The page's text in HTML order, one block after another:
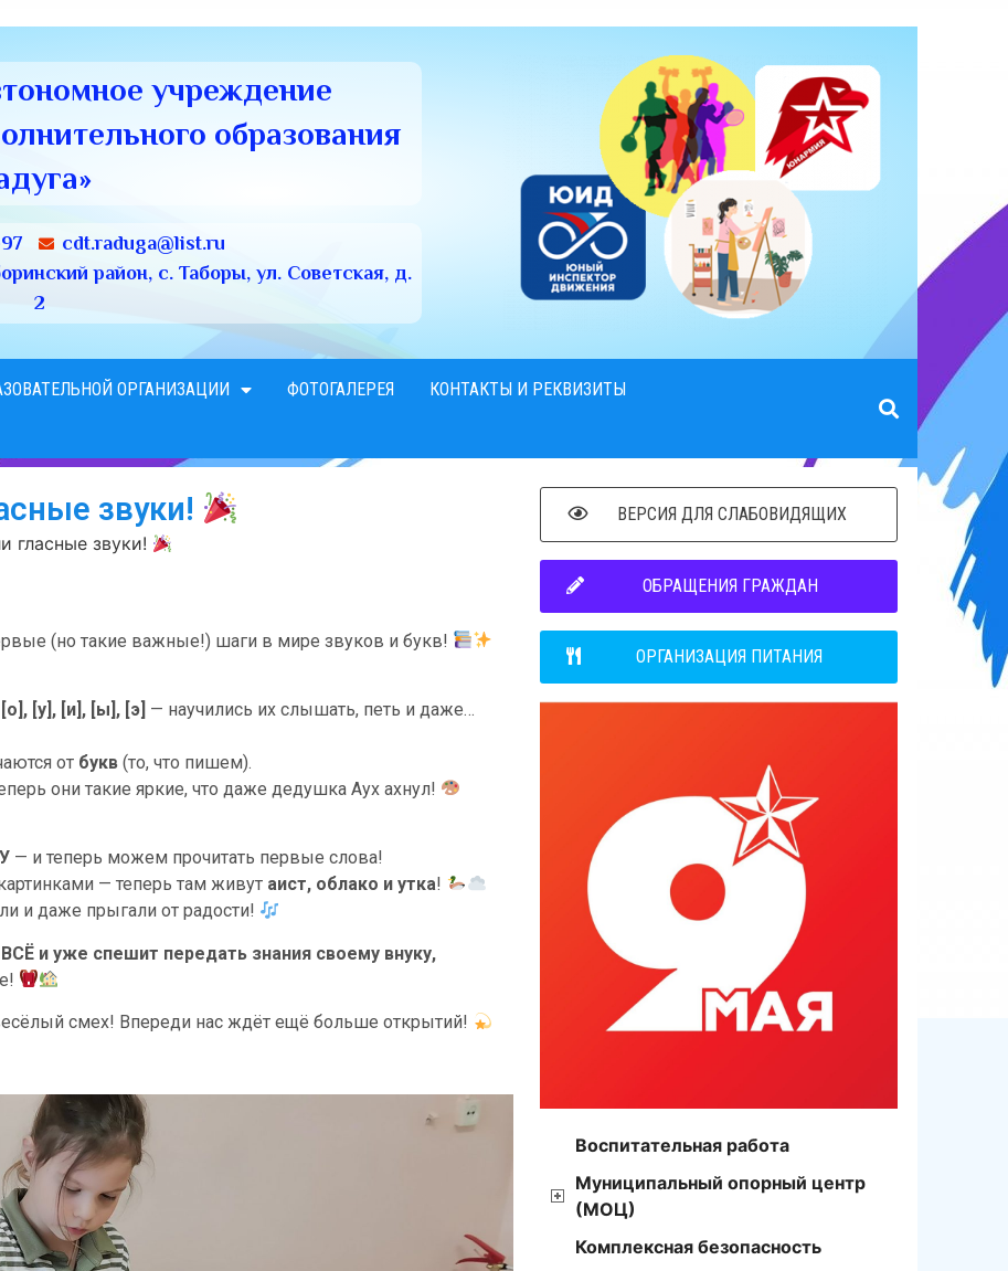
учреждение
образования
cdt.raduga@list.ru
район, с. Таборы, ул. Советская, д.
2
ОРГАНИЗАЦИИ ФОТОГАЛЕРЕЯ
КОНТАКТЫ И РЕКВИЗИТЫ
звуки!
гласные звуки!
(но такие важные!) шаги в мире звуков и букв!
[о], [у], [и], [ы], [э] — научились их слышать, петь и даже…
от букв (то, что пишем).
они такие яркие, что даже дедушка Аух ахнул!
— и теперь можем прочитать первые слова!
— теперь там живут аист, облако и утка!
и даже прыгали от радости!
и уже спешит передать знания своему внуку,
смех! Впереди нас ждёт ещё больше открытий!
ВЕРСИЯ ДЛЯ СЛАБОВИДЯЩИХ
ОБРАЩЕНИЯ ГРАЖДАН
ОРГАНИЗАЦИЯ ПИТАНИЯ
Воспитательная работа
Муниципальный опорный центр
(МОЦ)
Комплексная безопасность